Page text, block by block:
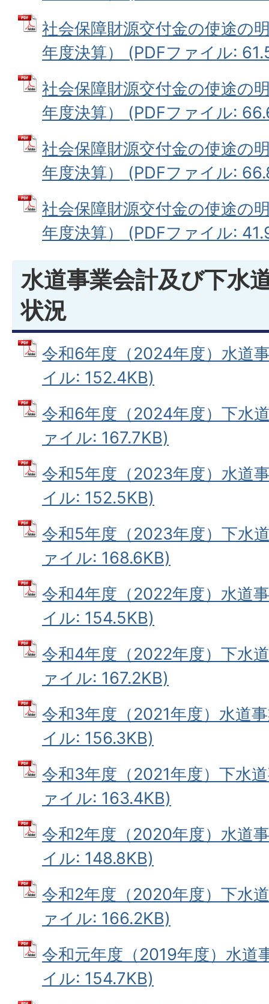
社会保障財源交付金の使途の
年度決算） (PDFファイル:
社会保障財源交付金の使途の
年度決算） (PDFファイル:
社会保障財源交付金の使途の
年度決算） (PDFファイル:
社会保障財源交付金の使途の
年度決算） (PDFファイル:
水道事業会計及び下水
状況
令和6年度（2024年度）水道
イル: 152.4KB)
令和6年度（2024年度）下水
ァイル: 167.7KB)
令和5年度（2023年度）水道
イル: 152.5KB)
令和5年度（2023年度）下水
ァイル: 168.6KB)
令和4年度（2022年度）水道
イル: 154.5KB)
令和4年度（2022年度）下水
ァイル: 167.2KB)
令和3年度（2021年度）水道
イル: 156.3KB)
令和3年度（2021年度）下水
ァイル: 163.4KB)
令和2年度（2020年度）水道
イル: 148.8KB)
令和2年度（2020年度）下水
ァイル: 166.2KB)
令和元年度（2019年度）水道
イル: 154.7KB)